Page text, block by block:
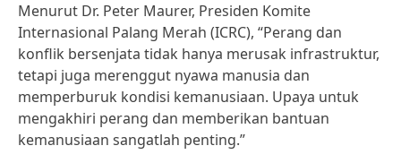
Menurut Dr. Peter Maurer, Presiden Komite
Internasional Palang Merah (ICRC), “Perang dan
konflik bersenjata tidak hanya merusak infrastruktur,
tetapi juga merenggut nyawa manusia dan
memperburuk kondisi kemanusiaan. Upaya untuk
mengakhiri perang dan memberikan bantuan
kemanusiaan sangatlah penting.”